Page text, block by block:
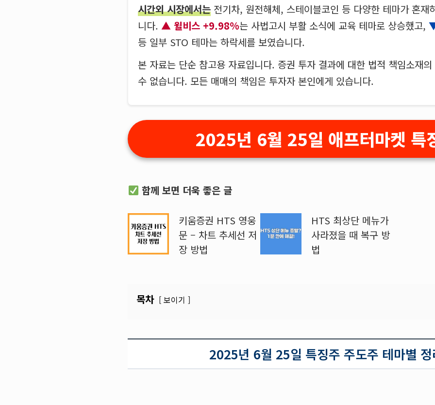
시간외 시장에서는 전기차, 원전해체, 스테이블코인 등 다양한 테마가 혼재
니다.
윌비스 +9.98%는 사법고시 부활 소식에 교육 테마로 상승했고,
등 일부 STO 테마는 하락세를 보였습니다.
본 자료는 단순 참고용 자료입니다. 증권 투자 결과에 대한 법적 책임소재
수 없습니다. 모든 매매의 책임은 투자자 본인에게 있습니다.
2025년 6월 25일 애프터마켓 특
함께 보면 더욱 좋은 글
키움증권 HTS 영웅
문 – 차트 추세선 저
장 방법
HTS 최상단 메뉴가
사라졌을 때 복구 방
법
목차 보이기
2025년 6월 25일 특징주 주도주 테마별 정